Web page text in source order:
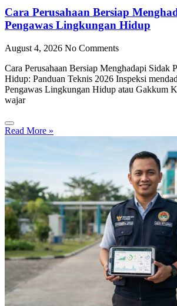
Cara Perusahaan Bersiap
Pengawas Lingkungan Hidup
August 4, 2026 No Comments
Cara Perusahaan Bersiap Menghadapi Sidak
Hidup: Panduan Teknis 2026 Inspeksi
Pengawas Lingkungan Hidup atau Gakkum
wajar
Read More »